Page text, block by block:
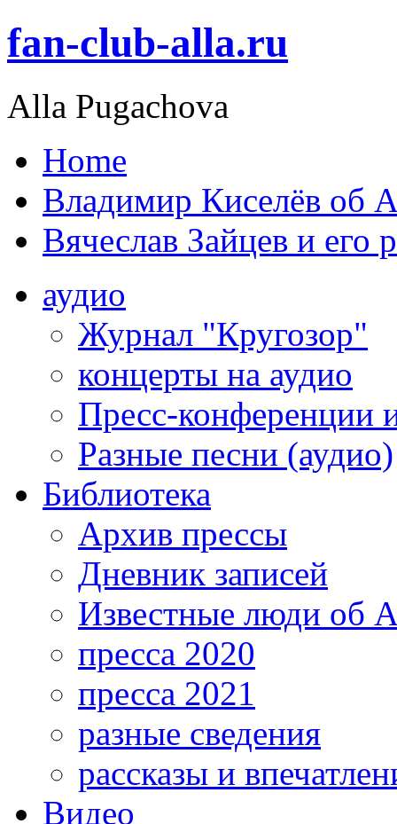
fan-club-alla.ru
Alla Pugachova
Home
Владимир Киселёв об
Вячеслав Зайцев и его
аудио
Журнал "Кругозор"
концерты на аудио
Пресс-конференции
Разные песни (аудио)
Библиотека
Архив прессы
Дневник записей
Известные люди об
пресса 2020
пресса 2021
разные сведения
рассказы и
Видео